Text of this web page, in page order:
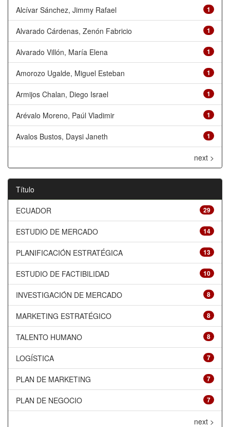
1
Alcívar Sánchez, Jimmy Rafael
1
Alvarado Cárdenas, Zenón Fabricio
1
Alvarado Villón, María Elena
1
Amorozo Ugalde, Miguel Esteban
1
Armijos Chalan, Diego Israel
1
Arévalo Moreno, Paúl Vladimir
1
Avalos Bustos, Daysi Janeth
next >
Título
29
ECUADOR
14
ESTUDIO DE MERCADO
13
PLANIFICACIÓN ESTRATÉGICA
10
ESTUDIO DE FACTIBILIDAD
8
INVESTIGACIÓN DE MERCADO
8
MARKETING ESTRATÉGICO
8
TALENTO HUMANO
7
LOGÍSTICA
7
PLAN DE MARKETING
7
PLAN DE NEGOCIO
next >